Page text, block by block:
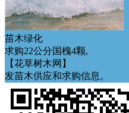
苗木绿化
求购22公分国槐4颗,
【花草树木网】
发苗木供应和求购信息。